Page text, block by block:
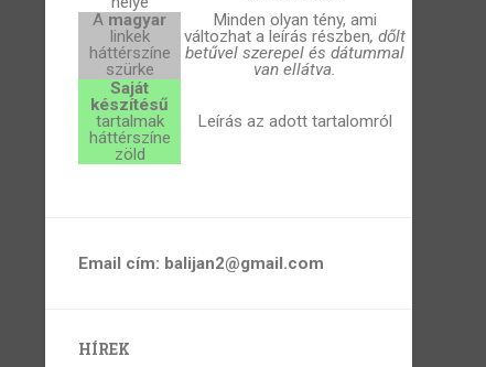
A magyar
linkek
háttérszíne
szürke
Minden olyan tény, ami
változhat a leírás részben, dőlt
betűvel szerepel és dátummal
van ellátva.
Saját
készítésű
tartalmak
háttérszíne
zöld
Leírás az adott tartalomról
Email cím: balijan2@gmail.com
HÍREK